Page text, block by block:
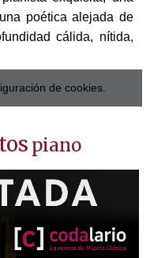
poética alejada de
cálida, nítida,
de cookies.
piano